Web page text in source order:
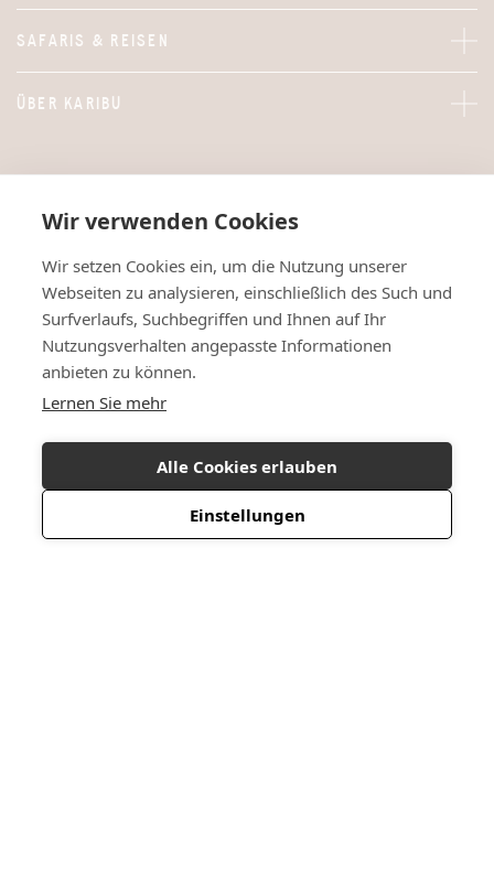
Wir verwenden Cookies
Wir setzen Cookies ein, um die Nutzung unserer
Webseiten zu analysieren, einschließlich des Such und
Surfverlaufs, Suchbegriffen und Ihnen auf Ihr
Nutzungsverhalten angepasste Informationen
anbieten zu können.
Lernen Sie mehr
Alle Cookies erlauben
Einstellungen
SAFARIS & REISEN
ÜBER KARIBU